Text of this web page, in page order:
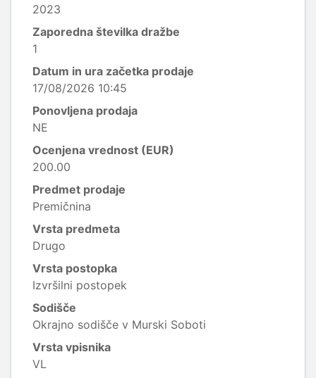
2023
Zaporedna številka dražbe
1
Datum in ura začetka prodaje
17/08/2026 10:45
Ponovljena prodaja
NE
Ocenjena vrednost (EUR)
200.00
Predmet prodaje
Premičnina
Vrsta predmeta
Drugo
Vrsta postopka
Izvršilni postopek
Sodišče
Okrajno sodišče v Murski Soboti
Vrsta vpisnika
VL